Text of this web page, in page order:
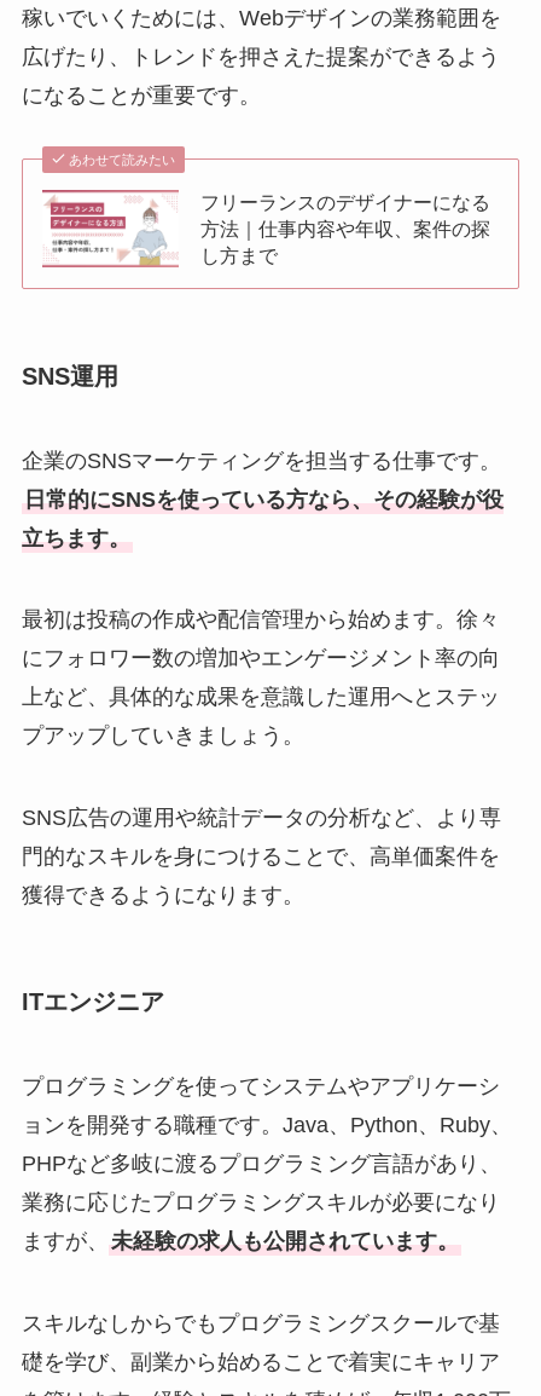
稼いでいくためには、Webデザインの業務範囲を
広げたり、トレンドを押さえた提案ができるよう
になることが重要です。
あわせて読みたい
フリーランスのデザイナーになる
方法｜仕事内容や年収、案件の探
し方まで
SNS運用
企業のSNSマーケティングを担当する仕事です。
日常的にSNSを使っている方なら、その経験が役
立ちます。
最初は投稿の作成や配信管理から始めます。徐々
にフォロワー数の増加やエンゲージメント率の向
上など、具体的な成果を意識した運用へとステッ
プアップしていきましょう。
SNS広告の運用や統計データの分析など、より専
門的なスキルを身につけることで、高単価案件を
獲得できるようになります。
ITエンジニア
プログラミングを使ってシステムやアプリケーシ
ョンを開発する職種です。Java、Python、Ruby、
PHPなど多岐に渡るプログラミング言語があり、
業務に応じたプログラミングスキルが必要になり
ますが、 未経験の求人も公開されています。
スキルなしからでもプログラミングスクールで基
礎を学び、副業から始めることで着実にキャリア